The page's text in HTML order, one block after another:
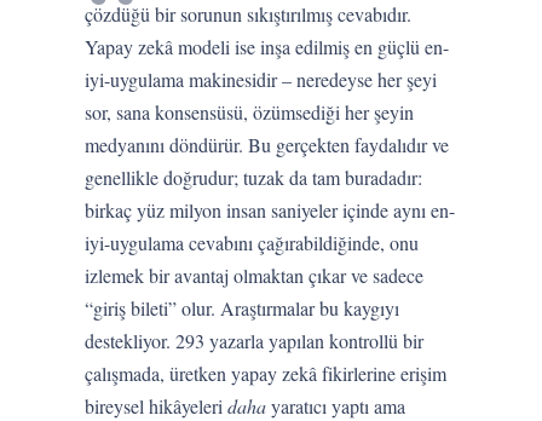
çözdüğü bir sorunun sıkıştırılmış cevabıdır.
Yapay zekâ modeli ise inşa edilmiş en güçlü en-
iyi-uygulama makinesidir – neredeyse her şeyi
sor, sana konsensüsü, özümsediği her şeyin
medyanını döndürür. Bu gerçekten faydalıdır ve
genellikle doğrudur; tuzak da tam buradadır:
birkaç yüz milyon insan saniyeler içinde aynı en-
iyi-uygulama cevabını çağırabildiğinde, onu
izlemek bir avantaj olmaktan çıkar ve sadece
“giriş bileti” olur. Araştırmalar bu kaygıyı
destekliyor. 293 yazarla yapılan kontrollü bir
çalışmada, üretken yapay zekâ fikirlerine erişim
bireysel hikâyeleridahayaratıcı yaptı ama